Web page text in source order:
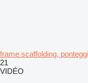
frame scaffolding,
21
VIDÉO